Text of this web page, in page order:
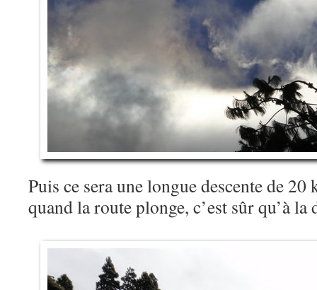
Puis ce sera une longue descente de 20
quand la route plonge, c’est sûr qu’à